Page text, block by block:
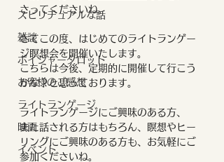
スピリチュアルな話
雑談
ボイジャータロット
お客様のご感想
ライトランゲージ
映画
イベント
さってくださいね。
さてこの度、はじめてのライトランゲー
ジ瞑想会を開催いたします。
こちらは今後、定期的に開催して行こう
かな？と思っております。
ライトランゲージにご興味のある方、
また話される方はもちろん、瞑想やヒー
リングにご興味のある方も、お気軽にご
参加くださいね。